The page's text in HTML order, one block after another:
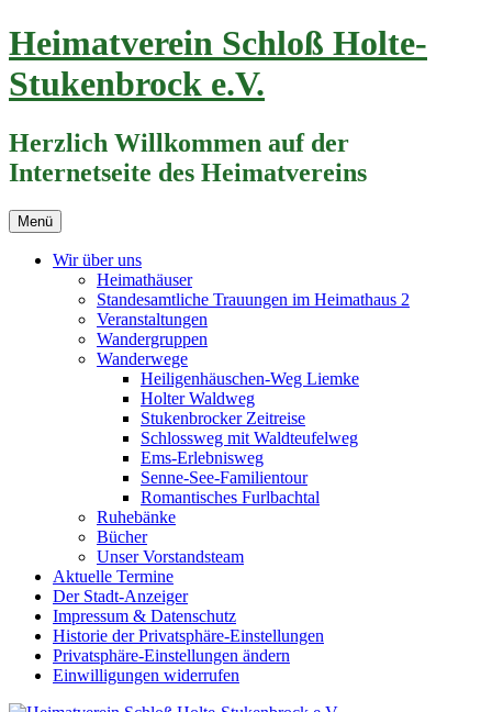
Zum
Inhalt
springen
Heimatverein Schloß Holte-
Stukenbrock e.V.
Herzlich Willkommen auf der
Internetseite des Heimatvereins
Menü
Wir über uns
Heimathäuser
Standesamtliche Trauungen im Heimathaus 2
Veranstaltungen
Wandergruppen
Wanderwege
Heiligenhäuschen-Weg Liemke
Holter Waldweg
Stukenbrocker Zeitreise
Schlossweg mit Waldteufelweg
Ems-Erlebnisweg
Senne-See-Familientour
Romantisches Furlbachtal
Ruhebänke
Bücher
Unser Vorstandsteam
Aktuelle Termine
Der Stadt-Anzeiger
Impressum & Datenschutz
Historie der Privatsphäre-Einstellungen
Privatsphäre-Einstellungen ändern
Einwilligungen widerrufen